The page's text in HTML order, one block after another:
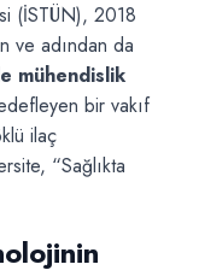
(İSTÜN), 2018
ve adından da
mühendislik
bir vakıf
ilaç
“Sağlıkta